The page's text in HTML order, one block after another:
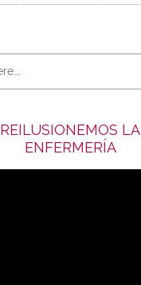
REILUSIONEMOS LA
ENFERMERÍA